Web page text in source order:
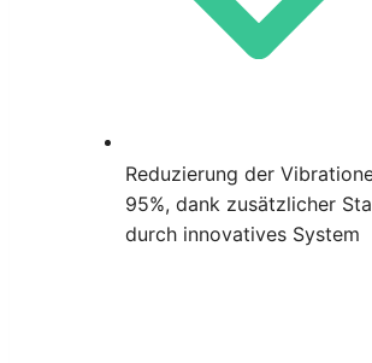
Reduzierung der
95%, dank zusätzlicher
durch innovatives System